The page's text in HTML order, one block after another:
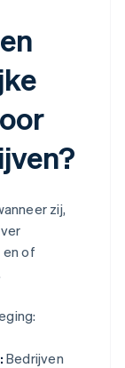
zij,
en of
Bedrijven